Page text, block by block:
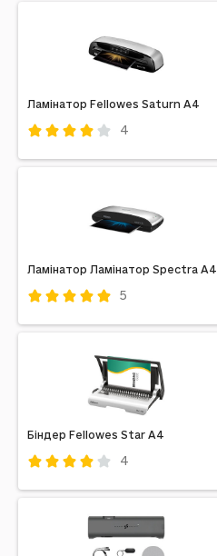
Ламінатор Fellowes Saturn A4
4
Примітка: f.L5724801
Ламінатор Ламінатор Spectra A4
5
Примітка: f.L5737801
Біндер Fellowes Star A4
4
Примітка: f.B5627501